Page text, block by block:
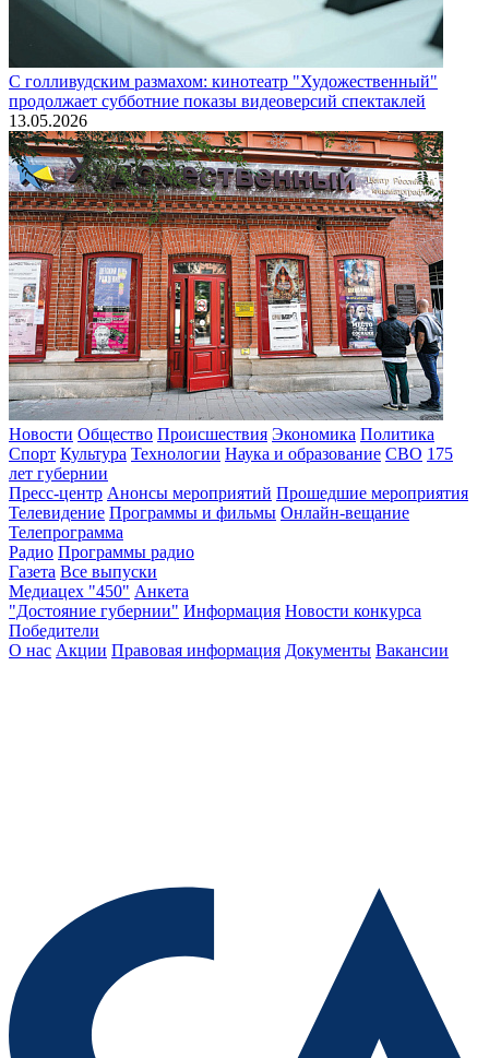
С голливудским размахом: кинотеатр "Художественный"
продолжает субботние показы видеоверсий спектаклей
13.05.2026
Новости Общество Происшествия Экономика Политика
Спорт Культура Технологии Наука и образование СВО 175
лет губернии
Пресс-центр Анонсы мероприятий Прошедшие мероприятия
Телевидение Программы и фильмы Онлайн-вещание
Телепрограмма
Радио Программы радио
Газета Все выпуски
Медиацех "450" Анкета
"Достояние губернии" Информация Новости конкурса
Победители
О нас Акции Правовая информация Документы Вакансии